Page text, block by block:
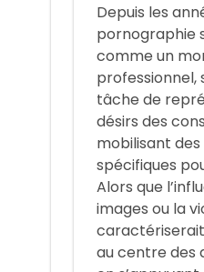
Depuis les
pornographie
comme un
professionnel,
tâche de
désirs des
mobilisant
spécifiques
Alors que
images ou la
au centre des